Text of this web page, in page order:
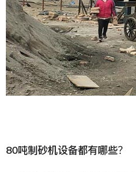
80吨制砂机设备都有哪些？